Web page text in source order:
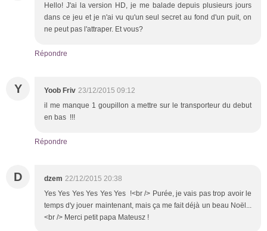
Hello! J'ai la version HD, je me balade depuis plusieurs jours
dans ce jeu et je n'ai vu qu'un seul secret au fond d'un puit, on
ne peut pas l'attraper. Et vous?
Répondre
Y Yoob Friv 23/12/2015 09:12
il me manque 1 goupillon a mettre sur le transporteur du debut
en bas !!!
Répondre
D dzem 22/12/2015 20:38
Yes Yes Yes Yes Yes Yes !<br /> Purée, je vais pas trop avoir le
temps d'y jouer maintenant, mais ça me fait déjà un beau Noël...
<br /> Merci petit papa Mateusz !